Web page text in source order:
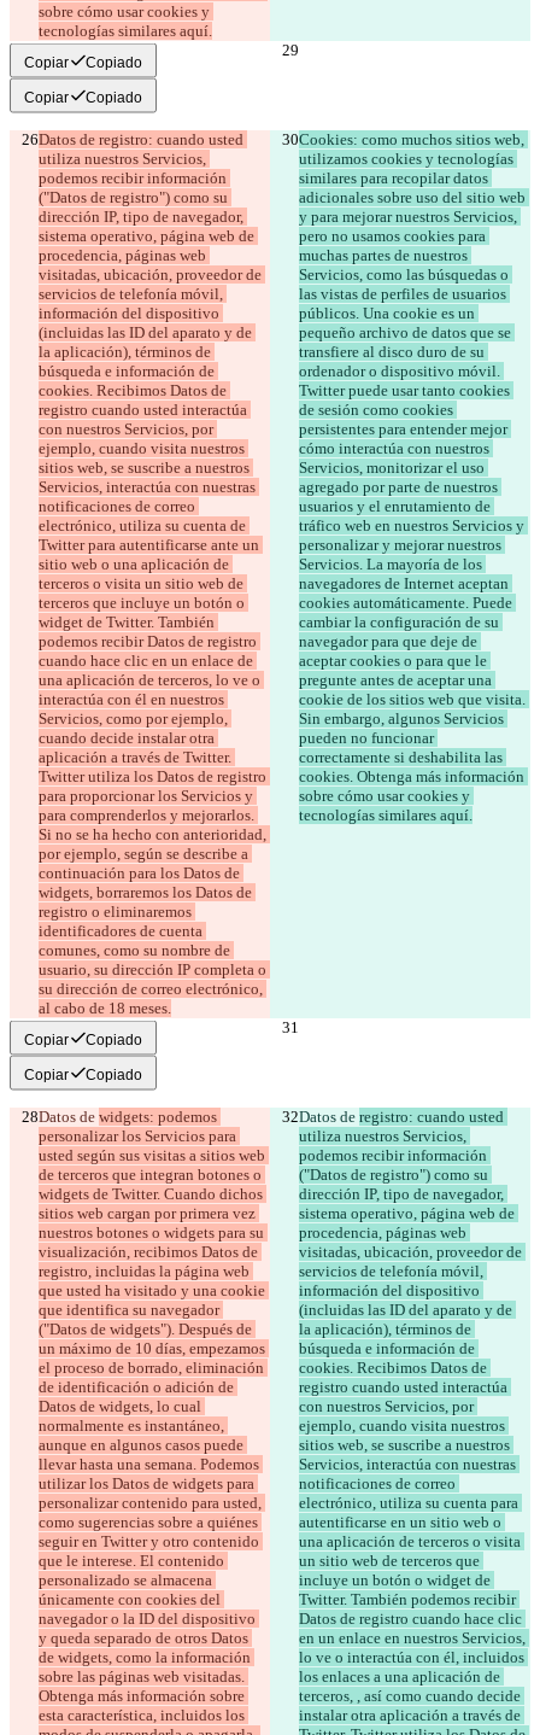
sobre cómo usar cookies y
tecnologías similares aquí.
Copiar Copiado
Copiar Copiado
Datos de registro: cuando usted
utiliza nuestros Servicios,
podemos recibir información
("Datos de registro") como su
dirección IP, tipo de navegador,
sistema operativo, página web de
procedencia, páginas web
visitadas, ubicación, proveedor de
servicios de telefonía móvil,
información del dispositivo
(incluidas las ID del aparato y de
la aplicación), términos de
búsqueda e información de
cookies. Recibimos Datos de
registro cuando usted interactúa
con nuestros Servicios, por
ejemplo, cuando visita nuestros
sitios web, se suscribe a nuestros
Servicios, interactúa con nuestras
notificaciones de correo
electrónico, utiliza su cuenta de
Twitter para autentificarse ante un
sitio web o una aplicación de
terceros o visita un sitio web de
terceros que incluye un botón o
widget de Twitter. También
podemos recibir Datos de registro
cuando hace clic en un enlace de
una aplicación de terceros, lo ve o
interactúa con él en nuestros
Servicios, como por ejemplo,
cuando decide instalar otra
aplicación a través de Twitter.
Twitter utiliza los Datos de registro
para proporcionar los Servicios y
para comprenderlos y mejorarlos.
Si no se ha hecho con anterioridad,
por ejemplo, según se describe a
continuación para los Datos de
widgets, borraremos los Datos de
registro o eliminaremos
identificadores de cuenta
comunes, como su nombre de
usuario, su dirección IP completa o
su dirección de correo electrónico,
al cabo de 18 meses.
Cookies: como muchos sitios web,
utilizamos cookies y tecnologías
similares para recopilar datos
adicionales sobre uso del sitio web
y para mejorar nuestros Servicios,
pero no usamos cookies para
muchas partes de nuestros
Servicios, como las búsquedas o
las vistas de perfiles de usuarios
públicos. Una cookie es un
pequeño archivo de datos que se
transfiere al disco duro de su
ordenador o dispositivo móvil.
Twitter puede usar tanto cookies
de sesión como cookies
persistentes para entender mejor
cómo interactúa con nuestros
Servicios, monitorizar el uso
agregado por parte de nuestros
usuarios y el enrutamiento de
tráfico web en nuestros Servicios y
personalizar y mejorar nuestros
Servicios. La mayoría de los
navegadores de Internet aceptan
cookies automáticamente. Puede
cambiar la configuración de su
navegador para que deje de
aceptar cookies o para que le
pregunte antes de aceptar una
cookie de los sitios web que visita.
Sin embargo, algunos Servicios
pueden no funcionar
correctamente si deshabilita las
cookies. Obtenga más información
sobre cómo usar cookies y
tecnologías similares aquí.
Copiar Copiado
Copiar Copiado
Datos de widgets: podemos
personalizar los Servicios para
usted según sus visitas a sitios web
de terceros que integran botones o
widgets de Twitter. Cuando dichos
sitios web cargan por primera vez
nuestros botones o widgets para su
visualización, recibimos Datos de
registro, incluidas la página web
que usted ha visitado y una cookie
que identifica su navegador
("Datos de widgets"). Después de
un máximo de 10 días, empezamos
el proceso de borrado, eliminación
de identificación o adición de
Datos de widgets, lo cual
normalmente es instantáneo,
aunque en algunos casos puede
llevar hasta una semana. Podemos
utilizar los Datos de widgets para
personalizar contenido para usted,
como sugerencias sobre a quiénes
seguir en Twitter y otro contenido
que le interese. El contenido
personalizado se almacena
únicamente con cookies del
navegador o la ID del dispositivo
y queda separado de otros Datos
de widgets, como la información
sobre las páginas web visitadas.
Obtenga más información sobre
esta característica, incluidos los
Datos de registro: cuando usted
utiliza nuestros Servicios,
podemos recibir información
("Datos de registro") como su
dirección IP, tipo de navegador,
sistema operativo, página web de
procedencia, páginas web
visitadas, ubicación, proveedor de
servicios de telefonía móvil,
información del dispositivo
(incluidas las ID del aparato y de
la aplicación), términos de
búsqueda e información de
cookies. Recibimos Datos de
registro cuando usted interactúa
con nuestros Servicios, por
ejemplo, cuando visita nuestros
sitios web, se suscribe a nuestros
Servicios, interactúa con nuestras
notificaciones de correo
electrónico, utiliza su cuenta para
autentificarse en un sitio web o
una aplicación de terceros o visita
un sitio web de terceros que
incluye un botón o widget de
Twitter. También podemos recibir
Datos de registro cuando hace clic
en un enlace en nuestros Servicios,
lo ve o interactúa con él, incluidos
los enlaces a una aplicación de
terceros, , así como cuando decide
instalar otra aplicación a través de